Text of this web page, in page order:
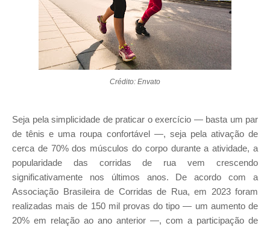
Crédito: Envato
Seja pela simplicidade de praticar o exercício — basta um par
de tênis e uma roupa confortável —, seja pela ativação de
cerca de 70% dos músculos do corpo durante a atividade, a
popularidade das corridas de rua vem crescendo
significativamente nos últimos anos. De acordo com a
Associação Brasileira de Corridas de Rua, em 2023 foram
realizadas mais de 150 mil provas do tipo — um aumento de
20% em relação ao ano anterior —, com a participação de